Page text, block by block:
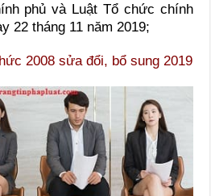
phủ và Luật Tổ chức chính
22 tháng 11 năm 2019;
2008 sửa đổi, bổ sung 2019